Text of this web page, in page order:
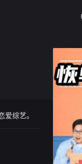
暂无观看影片的记录
综艺。